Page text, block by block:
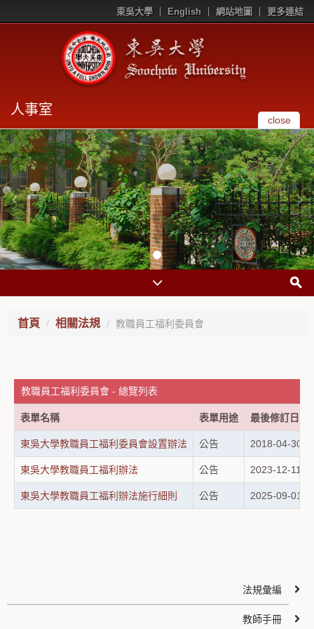
東吳大學 English 網站地圖 更多連結
人事室
close
首頁 相關法規 教職員工福利委員會
教職員工福利委員會 - 總覽列表
表單名稱 表單用途 最後修訂日期
東吳大學教職員工福利委員會設置辦法 公告 2018-04-30
東吳大學教職員工福利辦法 公告 2023-12-11
東吳大學教職員工福利辦法施行細則 公告 2025-09-01
法規彙編
教師手冊